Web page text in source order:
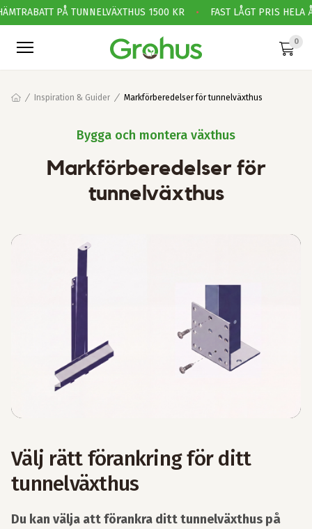
PÅ TUNNELVÄXTHUS 1500 KR FAST LÅGT PRIS HELA
0
Inspiration & Guider Markförberedelser för tunnelväxthus
Bygga och montera växthus
Markförberedelser för
tunnelväxthus
Välj rätt förankring för ditt
tunnelväxthus
Du kan välja att förankra ditt tunnelväxthus på